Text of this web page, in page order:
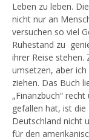
Leben zu leben.
nicht nur an
versuchen so viel
Ruhestand zu
ihrer Reise stehen.
umsetzen, aber
ziehen. Das Buch
„Finanzbuch“
gefallen hat, ist
Deutschland nicht
für den